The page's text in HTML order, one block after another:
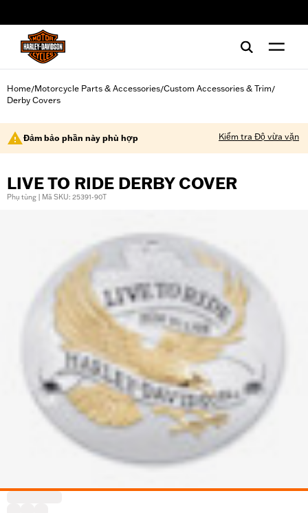
Home/Motorcycle Parts & Accessories/Custom Accessories & Trim/
Derby Covers
Đảm bảo phần này phù hợp Kiểm tra Độ vừa vặn
LIVE TO RIDE DERBY COVER
Phụ tùng | Mã SKU: 25391-90T